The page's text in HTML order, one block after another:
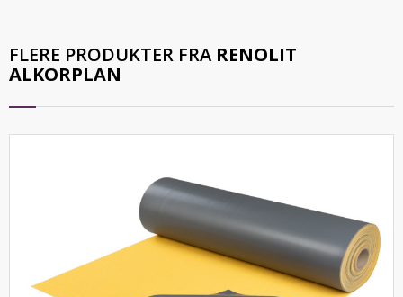
FLERE PRODUKTER FRA RENOLIT
ALKORPLAN